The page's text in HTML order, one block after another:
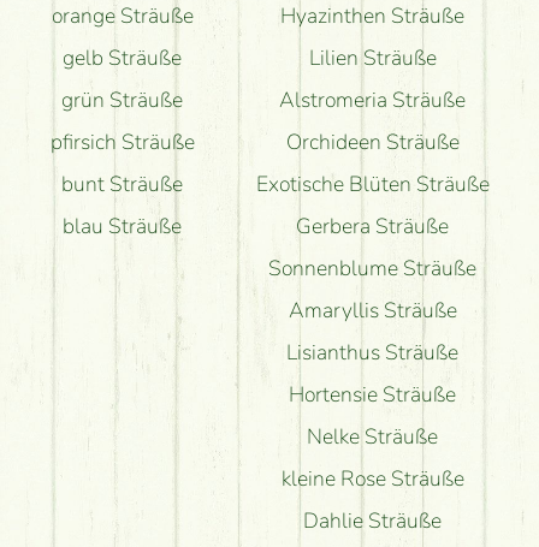
orange Sträuße
gelb Sträuße
grün Sträuße
pfirsich Sträuße
bunt Sträuße
blau Sträuße
Hyazinthen Sträuße
Lilien Sträuße
Alstromeria Sträuße
Orchideen Sträuße
Exotische Blüten Sträuße
Gerbera Sträuße
Sonnenblume Sträuße
Amaryllis Sträuße
Lisianthus Sträuße
Hortensie Sträuße
Nelke Sträuße
kleine Rose Sträuße
Dahlie Sträuße